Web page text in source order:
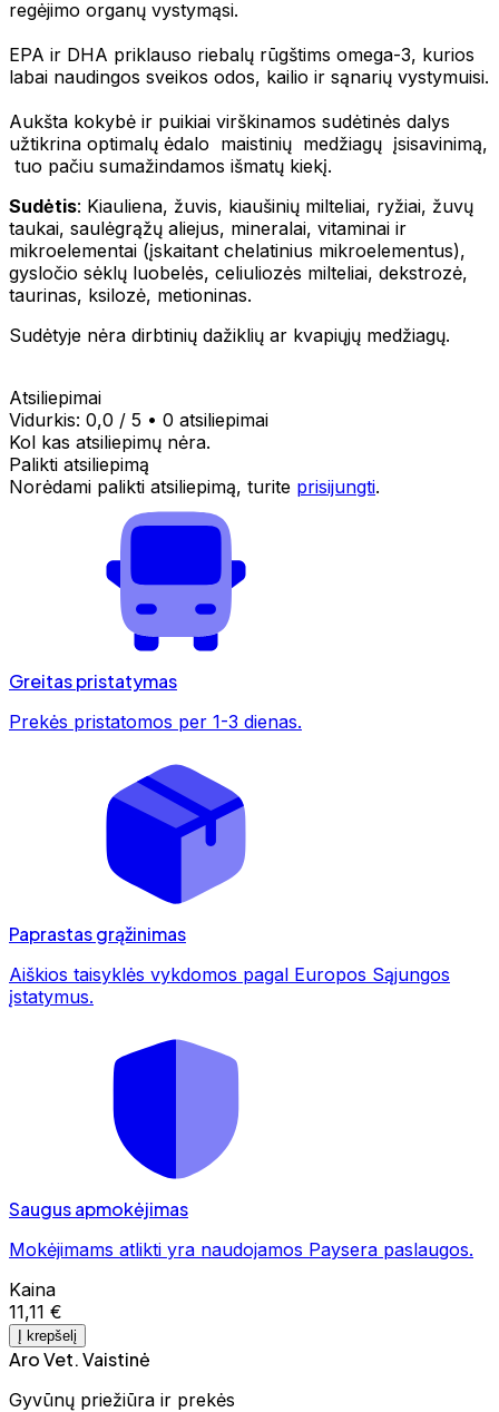
regėjimo organų vystymąsi.
EPA ir DHA priklauso riebalų rūgštims omega-3, kurios
labai naudingos sveikos odos, kailio ir sąnarių vystymuisi.
Aukšta kokybė ir puikiai virškinamos sudėtinės dalys
užtikrina optimalų ėdalo maistinių medžiagų įsisavinimą,
tuo pačiu sumažindamos išmatų kiekį.
Sudėtis: Kiauliena, žuvis, kiaušinių milteliai, ryžiai, žuvų
taukai, saulėgrąžų aliejus, mineralai, vitaminai ir
mikroelementai (įskaitant chelatinius mikroelementus),
gysločio sėklų luobelės, celiuliozės milteliai, dekstrozė,
taurinas, ksilozė, metioninas.
Sudėtyje nėra dirbtinių dažiklių ar kvapiųjų medžiagų.
Atsiliepimai
Vidurkis: 0,0 / 5 • 0 atsiliepimai
Kol kas atsiliepimų nėra.
Palikti atsiliepimą
Norėdami palikti atsiliepimą, turite prisijungti.
Greitas pristatymas
Prekės pristatomos per 1-3 dienas.
Paprastas grąžinimas
Aiškios taisyklės vykdomos pagal Europos Sąjungos
įstatymus.
Saugus apmokėjimas
Mokėjimams atlikti yra naudojamos Paysera paslaugos.
Kaina
11,11 €
Į krepšelį
Aro Vet. Vaistinė
Gyvūnų priežiūra ir prekės